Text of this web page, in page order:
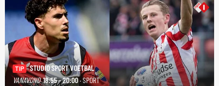
TIP
STUDIO SPORT VOETBAL
VANAVOND 18:55 - 20:00· SPORT